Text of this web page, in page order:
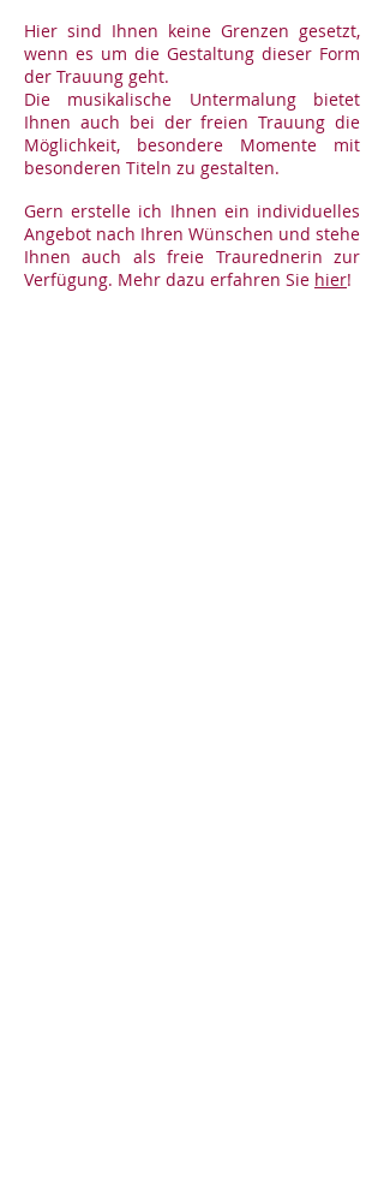
Hier sind Ihnen keine Grenzen gesetzt,
wenn es um die Gestaltung dieser Form
der Trauung geht.
Die musikalische Untermalung bietet
Ihnen auch bei der freien Trauung die
Möglichkeit, besondere Momente mit
besonderen Titeln zu gestalten.
Gern erstelle ich Ihnen ein individuelles
Angebot nach Ihren Wünschen und stehe
Ihnen auch als freie Traurednerin zur
Verfügung. Mehr dazu erfahren Sie hier!